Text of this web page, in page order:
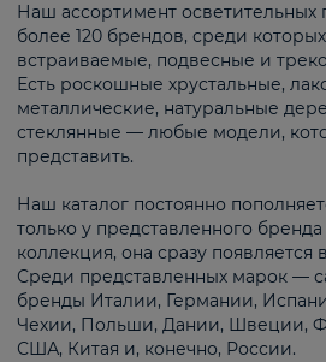
Наш ассортимент
более 120 брендов, среди
встраиваемые, подвесные и
Есть роскошные хрустальные,
металлические, натуральные
стеклянные — любые модели,
представить.
Наш каталог постоянно
только у представленного
коллекция, она сразу появляется
Среди представленных марок —
бренды Италии, Германии,
Чехии, Польши, Дании, Швеции,
США, Китая и, конечно, России.